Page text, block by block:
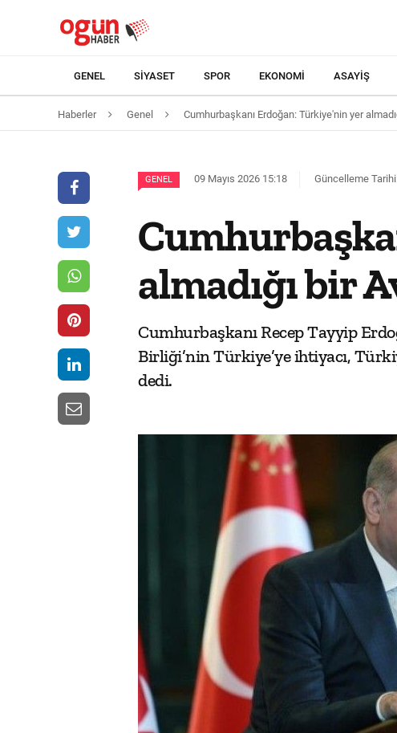
GENEL SIYASET SPOR EKONOMI ASAYIŞ
Haberler Genel Cumhurbaşkanı Erdoğan: Türkiye'nin yer
GENEL 09 Mayıs 2026 15:18 Güncelleme
almadığı bir
Cumhurbaşkanı Recep Tayyip
Birliği’nin Türkiye’ye ihtiyacı,
dedi.